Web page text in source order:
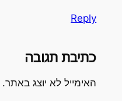
Reply
כתיבת תגובה
האימייל לא יוצג באתר.